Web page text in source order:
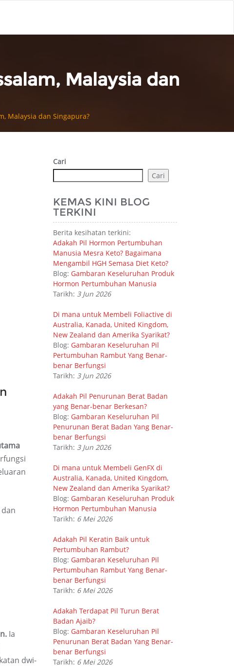
Malaysia dan
Malaysia dan Singapura?
Ia
dwi-
Cari
Cari
KEMAS KINI BLOG
TERKINI
Berita kesihatan terkini:
Adakah Pil Hormon Pertumbuhan
Manusia Mesra Keto? Bagaimana
Mengambil HGH Semasa Diet Keto?
Blog: Gambaran Keseluruhan Produk
Hormon Pertumbuhan Manusia
Tarikh: 3 Jun 2026
Di mana untuk Membeli Foliactive di
Australia, Kanada, United Kingdom,
New Zealand dan Amerika Syarikat?
Blog: Gambaran Keseluruhan Pil
Pertumbuhan Rambut Yang Benar-
benar Berfungsi
Tarikh: 3 Jun 2026
Adakah Pil Penurunan Berat Badan
yang Benar-benar Berkesan?
Blog: Gambaran Keseluruhan Pil
Penurunan Berat Badan Yang Benar-
benar Berfungsi
Tarikh: 3 Jun 2026
Di mana untuk Membeli GenFX di
Australia, Kanada, United Kingdom,
New Zealand dan Amerika Syarikat?
Blog: Gambaran Keseluruhan Produk
Hormon Pertumbuhan Manusia
Tarikh: 6 Mei 2026
Adakah Pil Keratin Baik untuk
Pertumbuhan Rambut?
Blog: Gambaran Keseluruhan Pil
Pertumbuhan Rambut Yang Benar-
benar Berfungsi
Tarikh: 6 Mei 2026
Adakah Terdapat Pil Turun Berat
Badan Ajaib?
Blog: Gambaran Keseluruhan Pil
Penurunan Berat Badan Yang Benar-
benar Berfungsi
Tarikh: 6 Mei 2026